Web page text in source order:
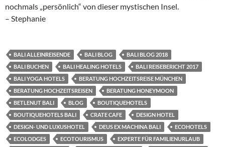
nochmals „persönlich“ von dieser mystischen Insel.
– Stephanie
BALI ALLEINREISENDE BALI BLOG
BALI BLOG 2018
BALI BUCHEN
BALI HEALING HOTELS
BALI REISEBERICHT 2017
BALI YOGA HOTELS
BERATUNG HOCHZEITSREISE MÜNCHEN
BERATUNG HOCHZEITSREISEN
BERATUNG HONEYMOON
BETLENUT BALI
BLOG
BOUTIQUEHOTELS
BOUTIQUEHOTELS BALI
CRATE CAFE
DESIGN HOTEL
DESIGN- UND LUXUSHOTEL
DEUS EX MACHINA BALI
ECOHOTELS
ECOLODGES
ECOTOURISMUS
EXPERTE FÜR FAMILIENURLAUB